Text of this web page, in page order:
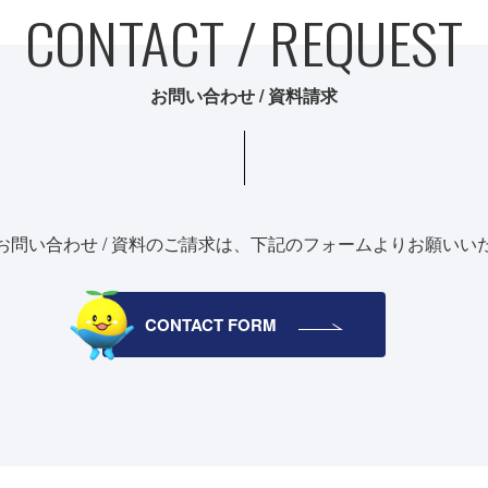
CONTACT / REQUEST
お問い合わせ / 資料請求
問い合わせ / 資料のご請求は、 下記のフォームよりお願いい
CONTACT FORM